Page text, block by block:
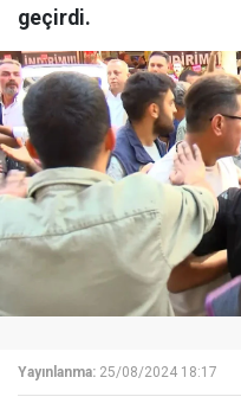
geçirdi.
Yayınlanma: 25/08/2024 18:17